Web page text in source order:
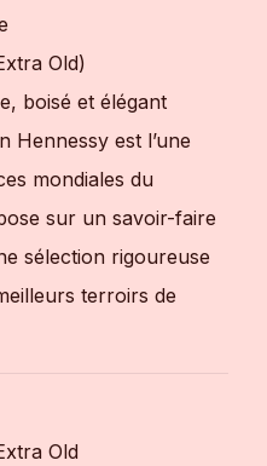
Old)
boisé et élégant
Hennessy est l’une
mondiales du
sur un savoir-faire
sélection rigoureuse
terroirs de
Old